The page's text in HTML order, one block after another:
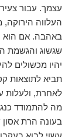
עצמך. עבור
העלווה
באהבה. אם הוא
שגשוג והגשמת
יהיו מכשולים
תביא לתוצאות
לאחרת, ולעלות
מה להתמודד
בעונה הרת אסון